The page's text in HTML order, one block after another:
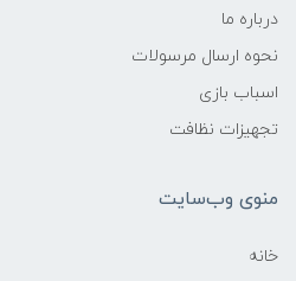
درباره ما
نحوه ارسال مرسولات
اسباب بازی
تجهیزات نظافت
منوی وب‌سایت
خانه